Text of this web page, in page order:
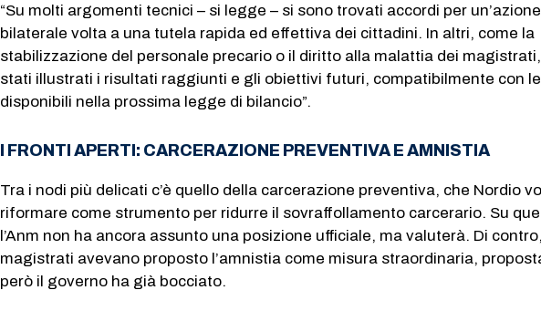
“Su molti argomenti tecnici – si legge – si sono trovati accordi per un’azione
bilaterale volta a una tutela rapida ed effettiva dei cittadini. In altri, come la
stabilizzazione del personale precario o il diritto alla malattia dei
stati illustrati i risultati raggiunti e gli obiettivi futuri, compatibilmente con
disponibili nella prossima legge di bilancio”.
I FRONTI APERTI: CARCERAZIONE PREVENTIVA E AMNISTIA
Tra i nodi più delicati c’è quello della carcerazione preventiva, che Nordio
riformare come strumento per ridurre il sovraffollamento carcerario. Su
l’Anm non ha ancora assunto una posizione ufficiale, ma valuterà. Di
magistrati avevano proposto l’amnistia come misura straordinaria,
però il governo ha già bocciato.